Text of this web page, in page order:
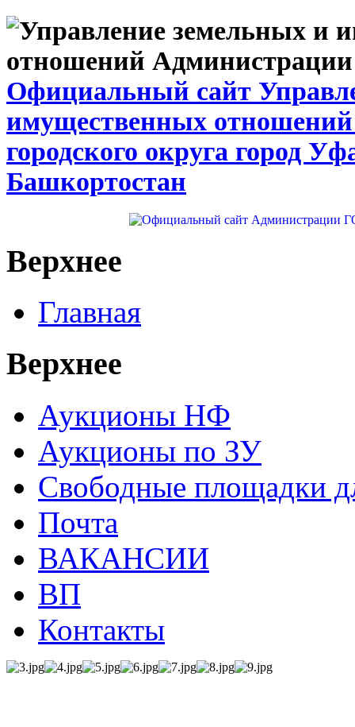
Официальный сайт
имущественных
городского округа город
Башкортостан
Верхнее
Главная
Верхнее
Аукционы НФ
Аукционы по ЗУ
Свободные площадки
Почта
ВАКАНСИИ
ВП
Контакты